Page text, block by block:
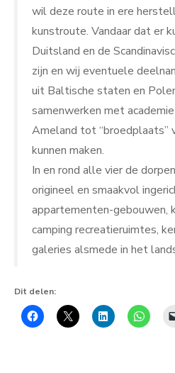
wil deze route in ere
kunstroute. Vandaar dat er
Duitsland en de
zijn en wij eventuele
uit Baltische staten en
samenwerken met
Ameland tot “broedplaats”
kunnen maken.
In en rond alle vier de
origineel en smaakvol
appartementen-gebouwen,
camping recreatieruimtes,
galeries alsmede in het
Dit delen: